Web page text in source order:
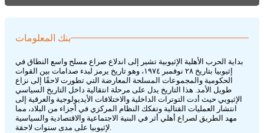
بنك المعلومات
بداية الحرب الأهلية الإثيوبية تشير إلى اندلاع صراع مسلح واسع النطاق في
إثيوبيا بتاريخ ٢٨ نوفمبر ١٩٧٤، وهو تاريخ يرمز لبدء صدامات بين القوات
الحكومية والمجموعات المسلحة المعارضة التي تطورت لاحقًا إلى نزاع
طويل الأمد. هذا التاريخ يدل على مرحلة انتقالية داخل التاريخ السياسي
الإثيوبي حيث أدت التوترات الداخلية والاختلافات الأيديولوجية والعرقية إلى
انتشار العمليات القتالية وتفكك النظام المركزي في أجزاء من البلاد، مما
مهد الطريق لصراع أهلي أثر في البنية الاجتماعية والاقتصادية والسياسية
لإثيوبيا على مدى سنوات لاحقة.